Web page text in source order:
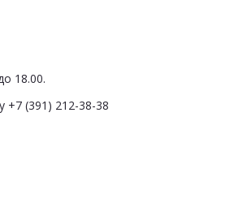
18.00.
+7 (391) 212-38-38